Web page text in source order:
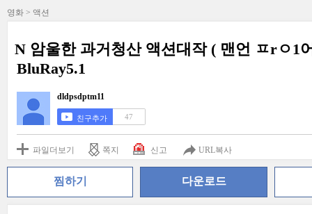
영화 > 액션
N 암울한 과거청산 액션대작 ( 맨언 ㅍrㅇ1
BluRay5.1
dldpsdptm11
친구추가 47
파일더보기 쪽지 신고 URL복사
찜하기 다운로드